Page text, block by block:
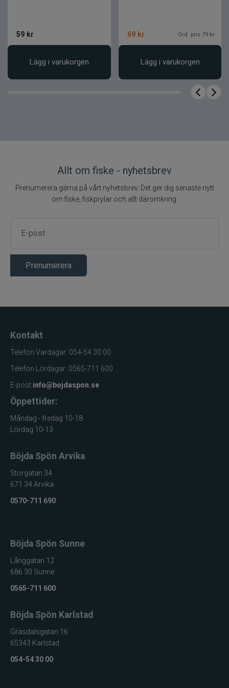
59 kr
Lägg i varukorgen
69 kr Ord. pris 79 kr
Lägg i varukorgen
Allt om fiske - nyhetsbrev
Prenumerera gärna på vårt nyhetsbrev. Det ger dig senaste nytt
om fiske, fiskprylar och allt däromkring.
Prenumerera
Kontakt
Telefon Vardagar: 054-54 30 00
Telefon Lördagar: 0565-711 600
E-post:info@bojdaspon.se
Öppettider:
Måndag - fredag 10-18
Lördag 10-13
Böjda Spön Arvika
Storgatan 34
671 34 Arvika
0570-711 690
Böjda Spön Sunne
Långgatan 12
686 30 Sunne
0565-711 600
Böjda Spön Karlstad
Gräsdalsgatan 16
65343 Karlstad
054-54 30 00